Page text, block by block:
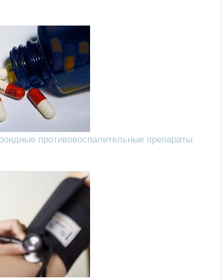
противовоспалительные препараты.